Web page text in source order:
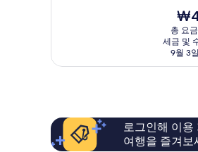
최
이
후
현
재
요
금
총 요
세금 및
9월 3
로그인해 이용
여행을 즐겨보